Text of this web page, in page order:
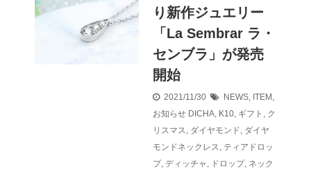
り新作ジュエリー
「La Sembrar ラ・
センブラ」が発売
開始
2021/11/30 NEWS, ITEM,
お知らせ DICHA, K10, ギフト , ク
リスマス, ダイヤモンド, ダイヤ
モンドネックレス, ティアドロッ
プ, ディッチャ , ドロップ, ネック